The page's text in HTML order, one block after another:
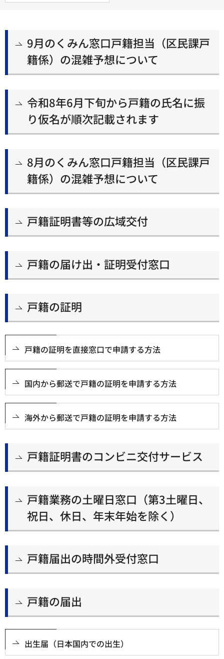
9月のくみん窓口戸籍担当（区民課戸
籍係）の混雑予想について
令和8年6月下旬から戸籍の氏名に振
り仮名が順次記載されます
8月のくみん窓口戸籍担当（区民課戸
籍係）の混雑予想について
戸籍証明書等の広域交付
戸籍の届け出・証明受付窓口
戸籍の証明
戸籍の証明を直接窓口で申請する方法
国内から郵送で戸籍の証明を申請する方法
海外から郵送で戸籍の証明を申請する方法
戸籍証明書のコンビニ交付サービス
戸籍業務の土曜日窓口（第3土曜日、
祝日、休日、年末年始を除く）
戸籍届出の時間外受付窓口
戸籍の届出
出生届（日本国内での出生）